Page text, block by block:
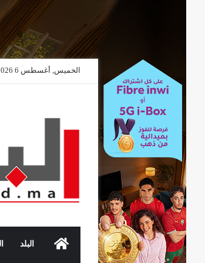
الخميس, أغسطس 6 2026
الرئيسيةالبلد